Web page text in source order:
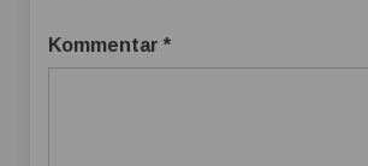
Kommentar *